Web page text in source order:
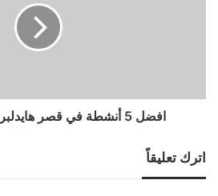
افضل 5 أنشطة في قصر هايدلبرغ لا تفوت تجربتها
اترك تعليقاً